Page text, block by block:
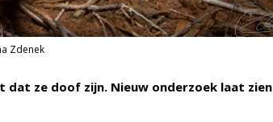
Zdenek
dat ze doof zijn. Nieuw onderzoek laat zien